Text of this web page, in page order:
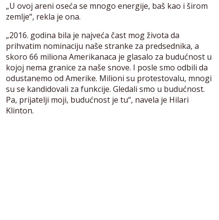
„U ovoj areni oseća se mnogo energije, baš kao i širom
zemlje“, rekla je ona.
„2016. godina bila je najveća čast mog života da
prihvatim nominaciju naše stranke za predsednika, a
skoro 66 miliona Amerikanaca je glasalo za budućnost u
kojoj nema granice za naše snove. I posle smo odbili da
odustanemo od Amerike. Milioni su protestovalu, mnogi
su se kandidovali za funkcije. Gledali smo u budućnost.
Pa, prijatelji moji, budućnost je tu“, navela je Hilari
Klinton.